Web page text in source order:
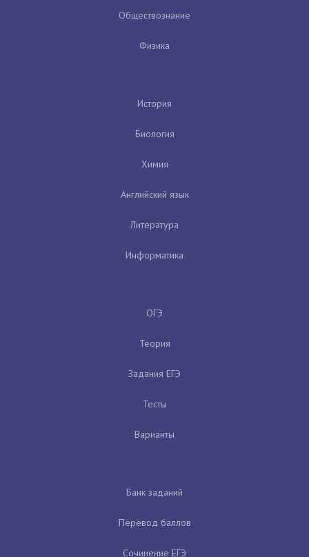
Обществознание
Физика
История
Биология
Химия
Английский язык
Литература
Информатика
ОГЭ
Теория
Задания ЕГЭ
Тесты
Варианты
Банк заданий
Перевод баллов
Сочинение ЕГЭ